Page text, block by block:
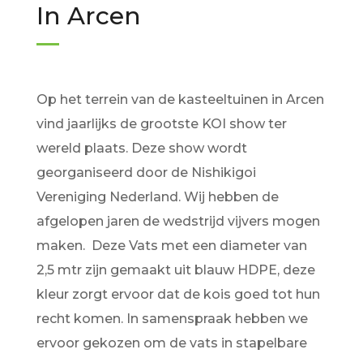
In Arcen
Op het terrein van de kasteeltuinen in Arcen
vind jaarlijks de grootste KOI show ter
wereld plaats. Deze show wordt
georganiseerd door de Nishikigoi
Vereniging Nederland. Wij hebben de
afgelopen jaren de wedstrijd vijvers mogen
maken. Deze Vats met een diameter van
2,5 mtr zijn gemaakt uit blauw HDPE, deze
kleur zorgt ervoor dat de kois goed tot hun
recht komen. In samenspraak hebben we
ervoor gekozen om de vats in stapelbare